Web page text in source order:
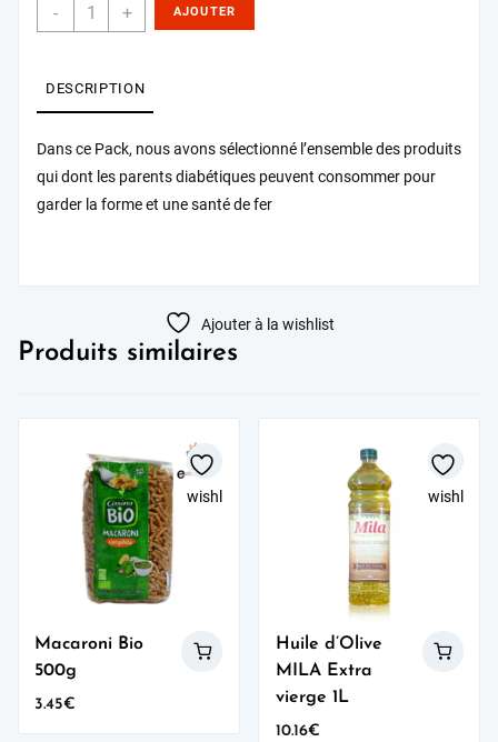
- + AJOUTER
DESCRIPTION
Dans ce Pack, nous avons sélectionné l’ensemble des produits
qui dont les parents diabétiques peuvent consommer pour
garder la forme et une santé de fer
Ajouter à la wishlist
Produits similaires
wishlist
Macaroni Bio
500g
3.45€
wishlist
Huile d’Olive
MILA Extra
vierge 1L
10.16€